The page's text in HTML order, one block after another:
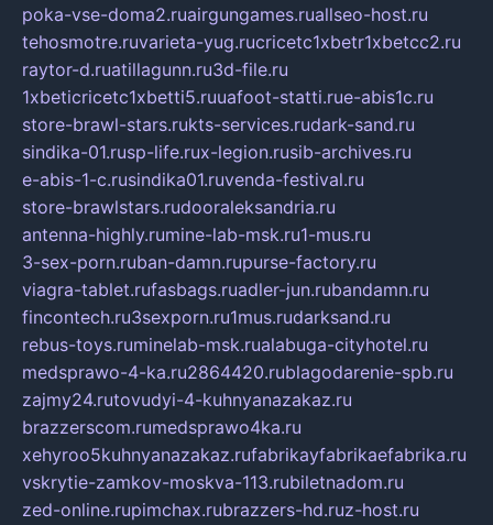
poka-vse-doma2.ruairgungames.ruallseo-host.ru
tehosmotre.ruvarieta-yug.rucricetc1xbetr1xbetcc2.ru
raytor-d.ruatillagunn.ru3d-file.ru
1xbeticricetc1xbetti5.ruuafoot-statti.rue-abis1c.ru
store-brawl-stars.rukts-services.rudark-sand.ru
sindika-01.rusp-life.rux-legion.rusib-archives.ru
e-abis-1-c.rusindika01.ruvenda-festival.ru
store-brawlstars.rudooraleksandria.ru
antenna-highly.rumine-lab-msk.ru1-mus.ru
3-sex-porn.ruban-damn.rupurse-factory.ru
viagra-tablet.rufasbags.ruadler-jun.rubandamn.ru
fincontech.ru3sexporn.ru1mus.rudarksand.ru
rebus-toys.ruminelab-msk.rualabuga-cityhotel.ru
medsprawo-4-ka.ru2864420.rublagodarenie-spb.ru
zajmy24.rutovudyi-4-kuhnyanazakaz.ru
brazzerscom.rumedsprawo4ka.ru
xehyroo5kuhnyanazakaz.rufabrikayfabrikaefabrika.ru
vskrytie-zamkov-moskva-113.rubiletnadom.ru
zed-online.rupimchax.rubrazzers-hd.ruz-host.ru